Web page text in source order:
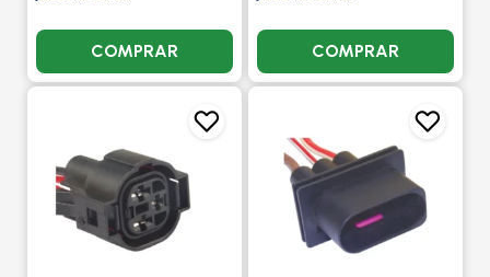
COMPRAR COMPRAR